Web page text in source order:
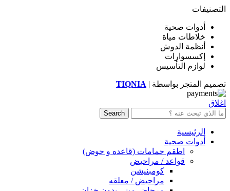
التصنيفات
أدوات صحية
خلاطات مياة
أنظمة الدوش
إكسسوارات
لوازم التأسيس
تصميم المتجر بواسطة | TIQNIA
اغلاق
Search
الرئيسية
أدوات صحية
اطقم حمامات (قاعده و حوض)
قواعد / مراحيض
كومبنيشن
مراحيض / معلقه